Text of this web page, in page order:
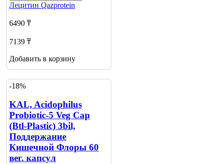
Лецитин Qazprotein
6490 ₸
7139 ₸
Добавить в корзину
-18%
KAL, Acidophilus
Probiotic-5 Veg Cap
(Btl-Plastic) 3bil,
Поддержание
Кишечной Флоры 60
вег. капсул